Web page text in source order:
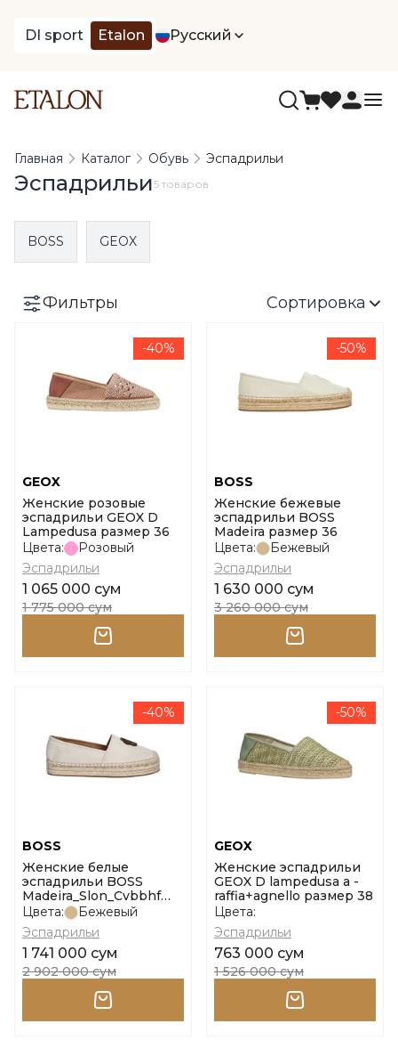
DI sport Etalon Русский
Главная Каталог Обувь Эспадрильи
Эспадрильи5 товаров
BOSS GEOX
Фильтры Сортировка
-40%
GEOX
Женские розовые
эспадрильи GEOX D
Lampedusa размер 36
Цвета:
Розовый
Эспадрильи
1 065 000 сум
1 775 000 сум
-50%
BOSS
Женские бежевые
эспадрильи BOSS
Madeira размер 36
Цвета:
Бежевый
Эспадрильи
1 630 000 сум
3 260 000 сум
-40%
BOSS
Женские белые
эспадрильи BOSS
Madeira_Slon_Cvbbhf
размер 37
Цвета:
Бежевый
Эспадрильи
1 741 000 сум
2 902 000 сум
-50%
GEOX
Женские эспадрильи
GEOX D lampedusa a -
raffia+agnello размер 38
Цвета:
Эспадрильи
763 000 сум
1 526 000 сум